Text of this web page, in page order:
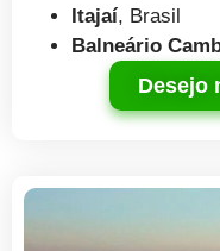
Itajaí, Brasil
Balneário
Desejo